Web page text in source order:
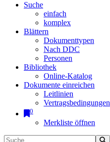
Suche
einfach
komplex
Blättern
Dokumenttypen
Nach DDC
Personen
Bibliothek
Online-Katalog
Dokumente einreichen
Leitlinien
Vertragsbedingungen
0
Merkliste öffnen